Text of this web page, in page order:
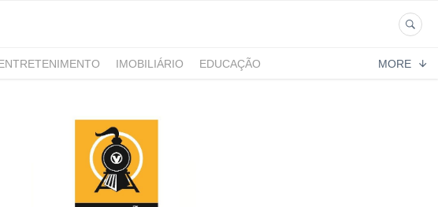
IMOBILIÁRIO
EDUCAÇÃO
MORE